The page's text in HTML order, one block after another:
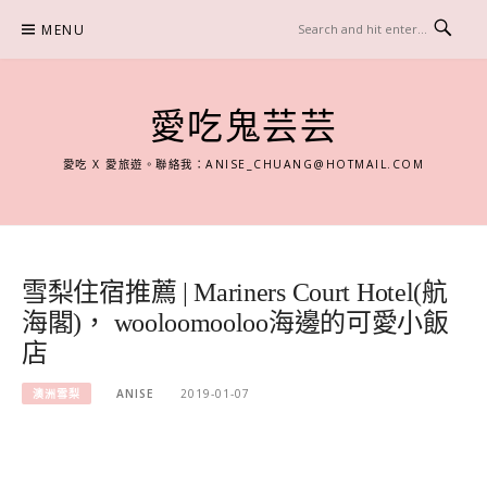
content
MENU
愛吃鬼芸芸
愛吃 X 愛旅遊。聯絡我：ANISE_CHUANG@HOTMAIL.COM
雪梨住宿推薦 | Mariners Court Hotel(航
海閣)， wooloomooloo海邊的可愛小飯
店
澳洲雪梨 ANISE 2019-01-07